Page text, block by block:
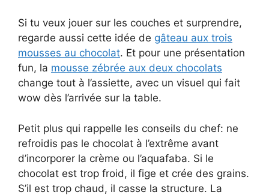
Si tu veux jouer sur les couches et surprendre,
regarde aussi cette idée de gâteau aux trois
mousses au chocolat. Et pour une présentation
fun, la mousse zébrée aux deux chocolats
change tout à l’assiette, avec un visuel qui fait
wow dès l’arrivée sur la table.
Petit plus qui rappelle les conseils du chef: ne
refroidis pas le chocolat à l’extrême avant
d’incorporer la crème ou l’aquafaba. Si le
chocolat est trop froid, il fige et crée des grains.
S’il est trop chaud, il casse la structure. La